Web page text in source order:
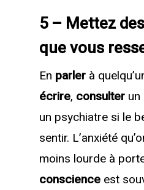
5 – Mettez
que vous
En parler à
écrire, consulter
un psychiatre si le
sentir. L’anxiété
moins lourde à
conscience est